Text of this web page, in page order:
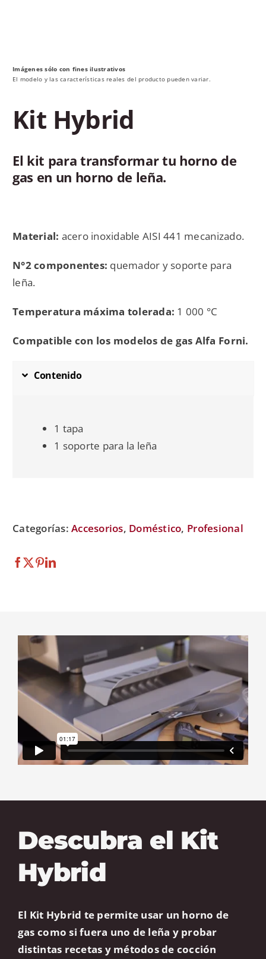
Imágenes sólo con fines ilustrativos
El modelo y las características reales del producto pueden variar.
Kit Hybrid
El kit para transformar tu horno de
gas en un horno de leña.
Material: acero inoxidable AISI 441 mecanizado.
N°2 componentes: quemador y soporte para
leña.
Temperatura máxima tolerada: 1 000 °C
Compatible con los modelos de gas Alfa Forni.
Contenido
1 tapa
1 soporte para la leña
Categorías:Accesorios, Doméstico, Profesional
Descubra el Kit
Hybrid
El Kit Hybrid te permite usar un horno de
gas como si fuera uno de leña y probar
distintas recetas y métodos de cocción